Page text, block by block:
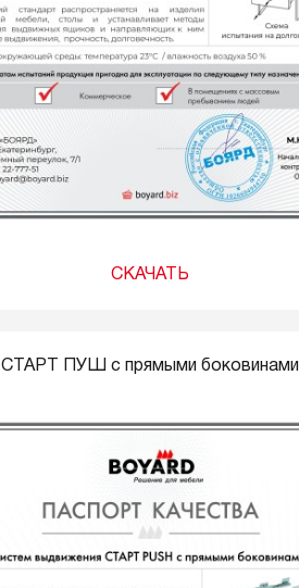
СКАЧАТЬ
СТАРТ ПУШ с прямыми боковинами